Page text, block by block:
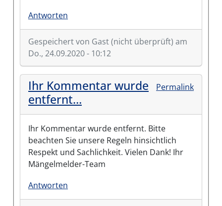
Antworten
Gespeichert von Gast (nicht überprüft) am
Do., 24.09.2020 - 10:12
Ihr Kommentar wurde
entfernt…
Permalink
Ihr Kommentar wurde entfernt. Bitte
beachten Sie unsere Regeln hinsichtlich
Respekt und Sachlichkeit. Vielen Dank! Ihr
Mängelmelder-Team
Antworten